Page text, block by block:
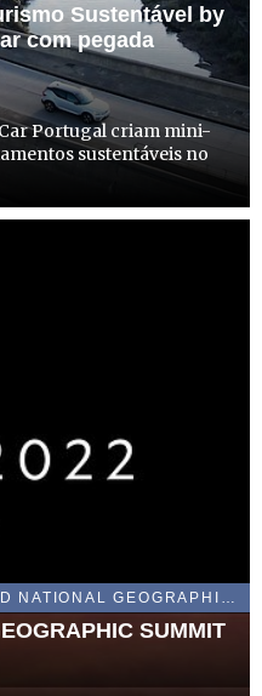
Sustentável by
com pegada
Portugal criam mini-
sustentáveis no
SUMMIT